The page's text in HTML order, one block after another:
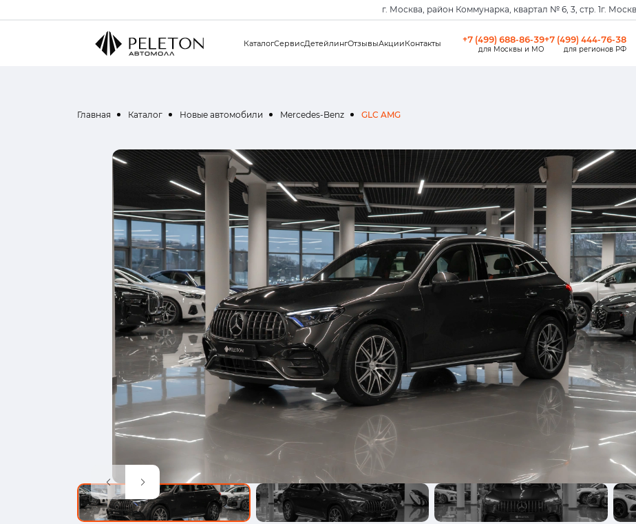
г. Москва, район Коммунарка, квартал № 6, 3, стр. 1г.
КаталогСервисДетейлингОтзывыАкцииКонтакты +7 (499) 688-86-39
для Москвы и МО
+7 (499) 444-76-38
для регионов РФ
Главная Каталог Новые автомобили Mercedes-Benz GLC AMG